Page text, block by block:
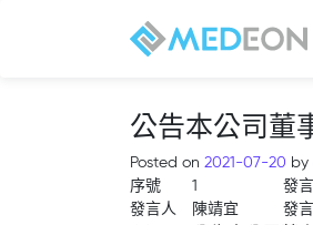
公告本公司董
Posted on 2021-07-20 by
序號
1 發
發言人
陳靖宜 發